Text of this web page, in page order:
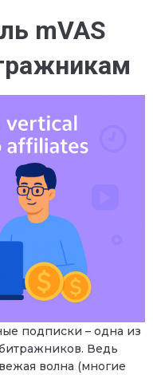
mVAS
подписки – одна из
Ведь
волна (многие